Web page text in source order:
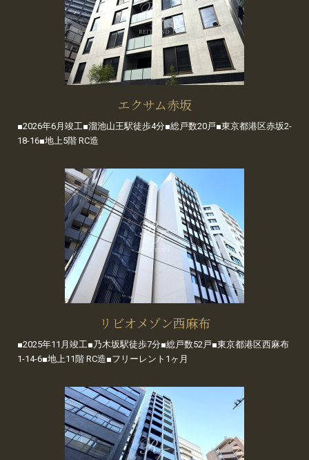
エクサム赤坂
■2026年6月竣工■溜池山王駅徒歩4分■総戸数20戸■東京都港区赤坂2-
18-16■地上5階 RC造
リビオメゾン西麻布
■2025年11月竣工■乃木坂駅徒歩7分■総戸数52戸■東京都港区西麻布
1-14-6■地上11階 RC造■フリーレント1ヶ月